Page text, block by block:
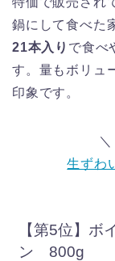
鍋にして食べた
21本入り で食べ
す。量もボリュ
印象です。
生ずわ
【第5位】ボ
ン 800g